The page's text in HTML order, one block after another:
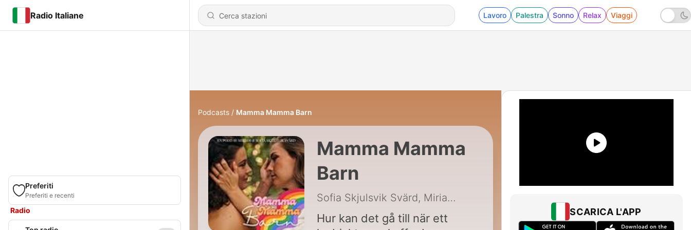
Radio Italiane Lavoro Palestra Sonno Relax Viaggi
Preferiti
Preferiti e recenti
Radio
Podcasts Mamma Mamma Barn
Mamma Mamma
Barn
Sofia Skjulsvik Svärd, Miriam Skjulsvik Svärd
Hur kan det gå till när ett
SCARICA L'APP